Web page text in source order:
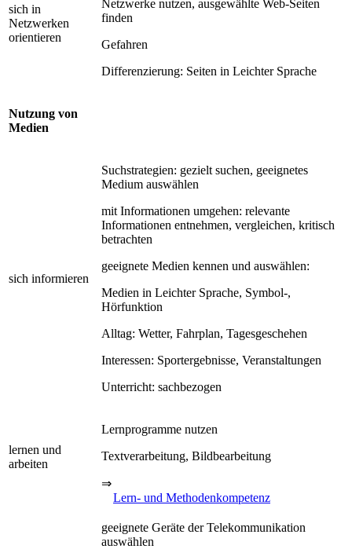
sich in
Netzwerken
orientieren
Netzwerke nutzen, ausgewählte Web-Seiten
finden
Gefahren
Differenzierung: Seiten in Leichter Sprache
Nutzung von
Medien
sich informieren
Suchstrategien: gezielt suchen, geeignetes
Medium auswählen
mit Informationen umgehen: relevante
Informationen entnehmen, vergleichen, kritisch
betrachten
geeignete Medien kennen und auswählen:
Medien in Leichter Sprache, Symbol-,
Hörfunktion
Alltag: Wetter, Fahrplan, Tagesgeschehen
Interessen: Sportergebnisse, Veranstaltungen
Unterricht: sachbezogen
lernen und
arbeiten
Lernprogramme nutzen
Textverarbeitung, Bildbearbeitung
⇒
Lern- und Methodenkompetenz
geeignete Geräte der Telekommunikation
auswählen